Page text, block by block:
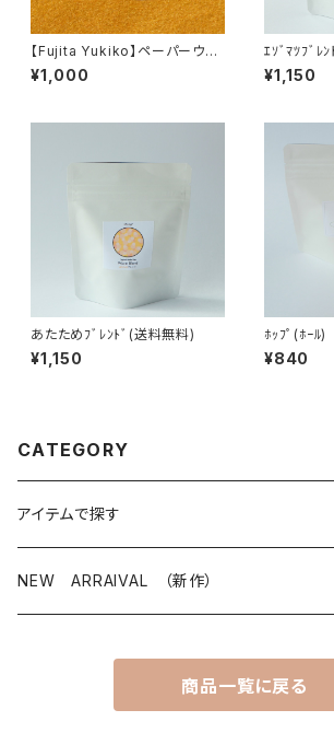
【Fujita Yukiko】ペーパーウエ
イト（Flowers３）
¥1,000
ｴｿﾞﾏﾂﾌﾞﾚ
¥1,150
あたためﾌﾞﾚﾝﾄﾞ(送料無料)
¥1,150
ﾎｯﾌﾟ(ﾎｰﾙ)
¥840
CATEGORY
アイテムで探す
ハンドメイド雑貨
NEW ARRAIVAL （新作）
商品一覧に戻る